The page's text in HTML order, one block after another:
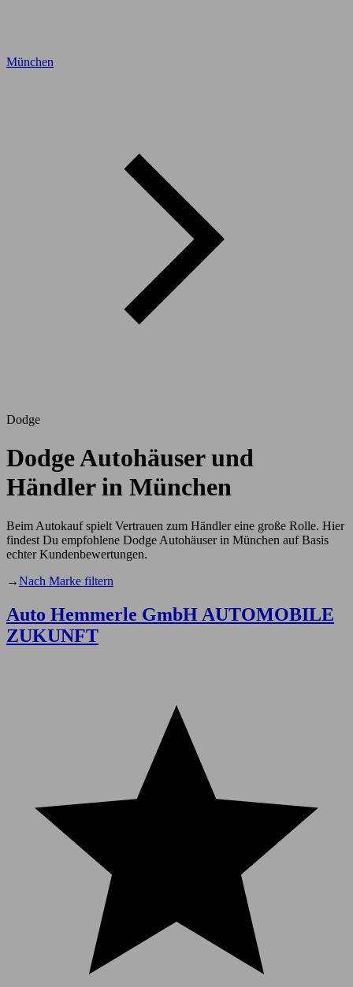
München
Dodge
Dodge Autohäuser und
Händler in München
Beim Autokauf spielt Vertrauen zum Händler eine große Rolle. Hier
findest Du empfohlene Dodge Autohäuser in München auf Basis
echter Kundenbewertungen.
→Nach Marke filtern
Auto Hemmerle GmbH AUTOMOBILE
ZUKUNFT